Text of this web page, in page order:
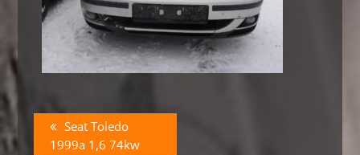
Navigeerimine
Previous
post:
Seat Toledo
1999a 1,6 74kw